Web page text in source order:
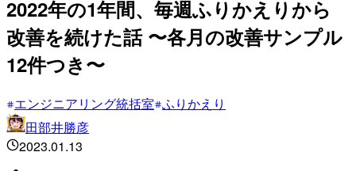
2022年の1年間、毎週ふりかえりから
改善を続けた話 〜各月の改善サンプル
12件つき〜
エンジニアリング統括室 ふりかえり
田部井勝彦
2023.01.13